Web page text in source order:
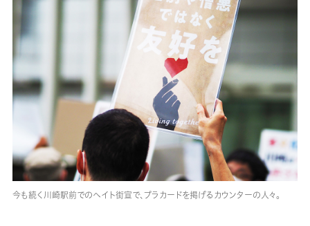
今も続く川崎駅前でのヘイト街宣で、プラカードを掲げるカウンターの人々。